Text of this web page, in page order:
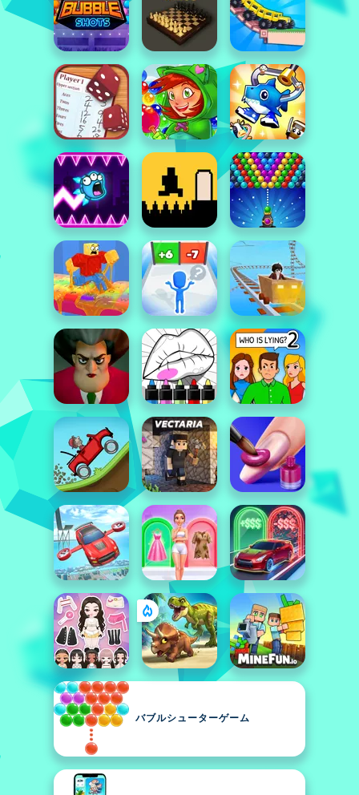
バブルシューターゲーム